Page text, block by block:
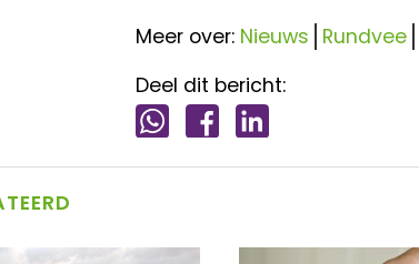
Meer over: Nieuws Rundvee
Deel dit bericht: